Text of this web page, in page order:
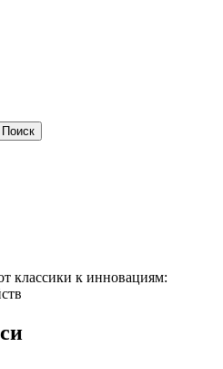
классики к инновациям: